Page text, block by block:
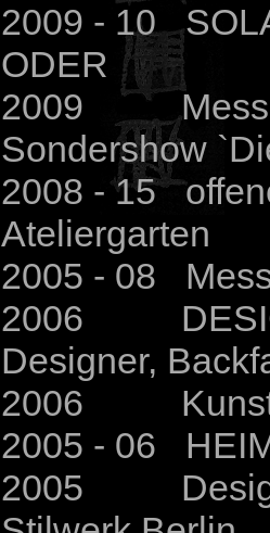
2009 - 10
ODER
2009 Messe
Sondershow
2008 - 15
Ateliergarten
2005 - 08
2006
Designer,
2006
2005 - 06
2005 Design